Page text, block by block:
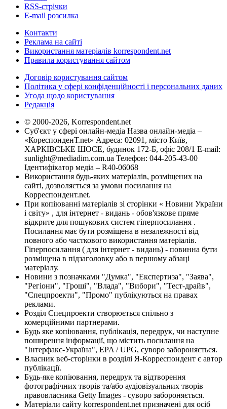
RSS-стрічки
E-mail розсилка
Контакти
Реклама на сайті
Використання матеріалів korrespondent.net
Правила користування сайтом
Договір користування сайтом
Політика у сфері конфіденційності і персональних даних
Угода щодо користування
Редакція
© 2000-2026, Korrespondent.net
Суб'єкт у сфері онлайн-медіа Назва онлайн-медіа –
«КореспонденТ.net» Адреса: 02091, місто Київ,
ХАРКІВСЬКЕ ШОСЕ, будинок 172-Б, офіс 208/1 E-mail:
sunlight@mediadim.com.ua Телефон: 044-205-43-00
Ідентифікатор медіа – R40-06068
Використання будь-яких матеріалів, розміщених на
сайті, дозволяється за умови посилання на
Корреспондент.net.
При копіюванні матеріалів зі сторінки « Новини України
і світу» , для інтернет - видань - обов'язкове пряме
відкрите для пошукових систем гіперпосилання .
Посилання має бути розміщена в незалежності від
повного або часткового використання матеріалів.
Гіперпосилання ( для інтернет - видань) - повинна бути
розміщена в підзаголовку або в першому абзаці
матеріалу.
Новини з позначками "Думка", "Експертиза", "Заява",
"Регіони", "Гроші", "Влада", "Вибори", "Тест-драйв",
"Спецпроекти", "Промо" публікуються на правах
реклами.
Розділ Спецпроекти створюється спільно з
комерційними партнерами.
Будь яке копіювання, публікація, передрук, чи наступне
поширення інформації, що містить посилання на
"Інтерфакс-Україна", EPA / UPG, суворо забороняється.
Власник веб-сторінки в розділі Я-Корреспондент є автор
публікації.
Будь-яке копіювання, передрук та відтворення
фотографічних творів та/або аудіовізуальних творів
правовласника Getty Images - суворо забороняється.
Матеріали сайту korrespondent.net призначені для осіб